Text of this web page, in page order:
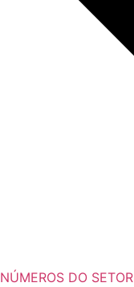
NÚMEROS DO SETOR